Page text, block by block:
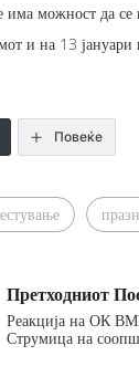
има можност да
и на 13 јануари
Повеќе
Претходниот
Реакција на ОК
Струмица на